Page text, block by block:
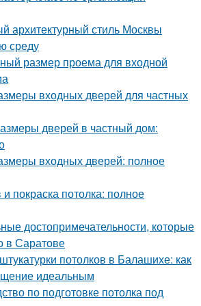
архитектурный стиль Москвы
среду
размер проема для входной
входных дверей для частных
дверей в частный дом:
входных дверей: полное
покраска потолка: полное
достопримечательности, которые
в Саратове
потолков в Балашихе: как
идеальным
по подготовке потолка под